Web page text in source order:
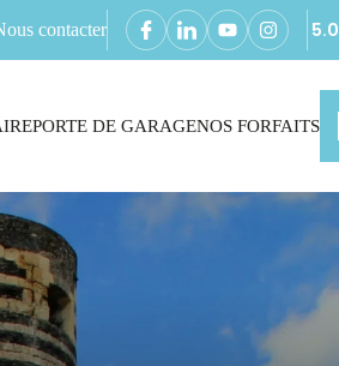
contacter 5.0
PORTE DE GARAGENOS FORFAITS